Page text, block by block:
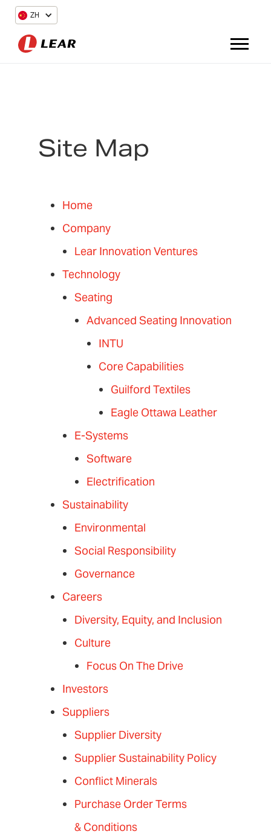
ZH
Site Map
Home
Company
Lear Innovation Ventures
Technology
Seating
Advanced Seating Innovation
INTU
Core Capabilities
Guilford Textiles
Eagle Ottawa Leather
E-Systems
Software
Electrification
Sustainability
Environmental
Social Responsibility
Governance
Careers
Diversity, Equity, and Inclusion
Culture
Focus On The Drive
Investors
Suppliers
Supplier Diversity
Supplier Sustainability Policy
Conflict Minerals
Purchase Order Terms
& Conditions